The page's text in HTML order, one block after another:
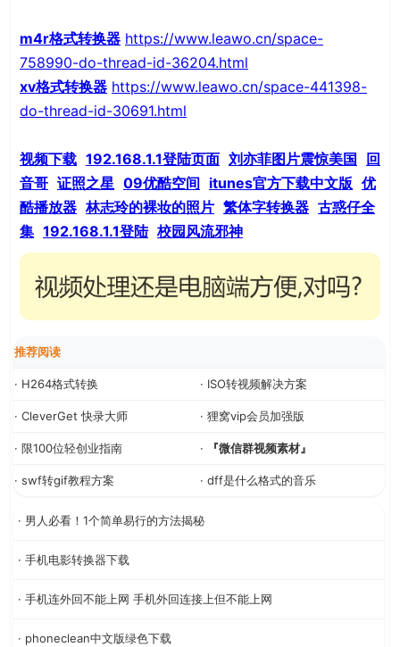
m4r格式转换器 https://www.leawo.cn/space-
758990-do-thread-id-36204.html
xv格式转换器 https://www.leawo.cn/space-441398-
do-thread-id-30691.html
视频下载 192.168.1.1登陆页面 刘亦菲图片震惊美国
回
音哥 证照之星 09优酷空间 itunes官方下载中文版 优
酷播放器 林志玲的裸妆的照片 繁体字转换器 古惑仔全
集 192.168.1.1登陆 校园风流邪神
推荐阅读
· H264格式转换 · ISO转视频解决方案
· CleverGet 快录大师 · 狸窝vip会员加强版
· 限100位轻创业指南 · 『微信群视频素材』
· swf转gif教程方案 · dff是什么格式的音乐
· 男人必看！1个简单易行的方法揭秘
· 手机电影转换器下载
· 手机连外回不能上网 手机外回连接上但不能上网
· phoneclean中文版绿色下载